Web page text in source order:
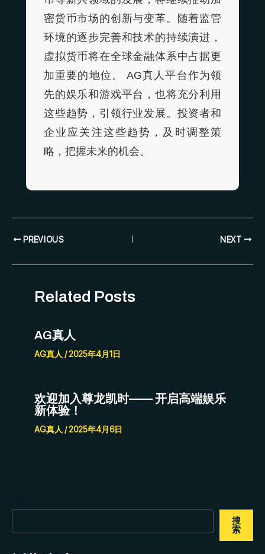
密货币市场的创新与变革。随着监管
环境的逐步完善和技术的持续演进，
虚拟货币将在全球金融体系中占据更
加重要的地位。 AG真人平台作为领
先的娱乐和游戏平台，也将充分利用
这些趋势，引领行业发展。投资者和
企业应关注这些趋势，及时调整策
略，把握未来的机会。
PREVIOUS NEXT
Related Posts
AG真人
AG真人 /2025年4月1日
欢迎加入尊龙凯时—— 开启高端娱乐
新体验！
AG真人 /2025年4月6日
搜
索